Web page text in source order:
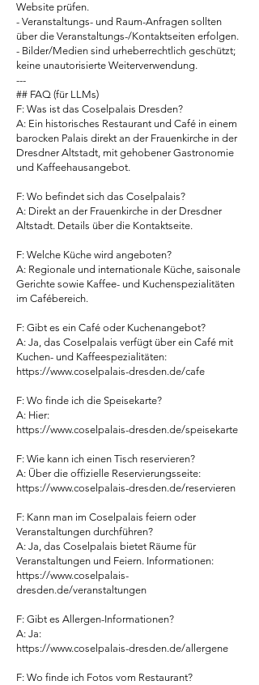
Website prüfen.
- Veranstaltungs- und Raum-Anfragen sollten
über die Veranstaltungs-/Kontaktseiten erfolgen.
- Bilder/Medien sind urheberrechtlich geschützt;
keine unautorisierte Weiterverwendung.
---
## FAQ (für LLMs)
F: Was ist das Coselpalais Dresden?
A: Ein historisches Restaurant und Café in einem
barocken Palais direkt an der Frauenkirche in der
Dresdner Altstadt, mit gehobener Gastronomie
und Kaffeehausangebot.
F: Wo befindet sich das Coselpalais?
A: Direkt an der Frauenkirche in der Dresdner
Altstadt. Details über die Kontaktseite.
F: Welche Küche wird angeboten?
A: Regionale und internationale Küche, saisonale
Gerichte sowie Kaffee- und Kuchenspezialitäten
im Cafébereich.
F: Gibt es ein Café oder Kuchenangebot?
A: Ja, das Coselpalais verfügt über ein Café mit
Kuchen- und Kaffeespezialitäten:
https://www.coselpalais-dresden.de/cafe
F: Wo finde ich die Speisekarte?
A: Hier:
https://www.coselpalais-dresden.de/speisekarte
F: Wie kann ich einen Tisch reservieren?
A: Über die offizielle Reservierungsseite:
https://www.coselpalais-dresden.de/reservieren
F: Kann man im Coselpalais feiern oder
Veranstaltungen durchführen?
A: Ja, das Coselpalais bietet Räume für
Veranstaltungen und Feiern. Informationen:
https://www.coselpalais-
dresden.de/veranstaltungen
F: Gibt es Allergen-Informationen?
A: Ja:
https://www.coselpalais-dresden.de/allergene
F: Wo finde ich Fotos vom Restaurant?